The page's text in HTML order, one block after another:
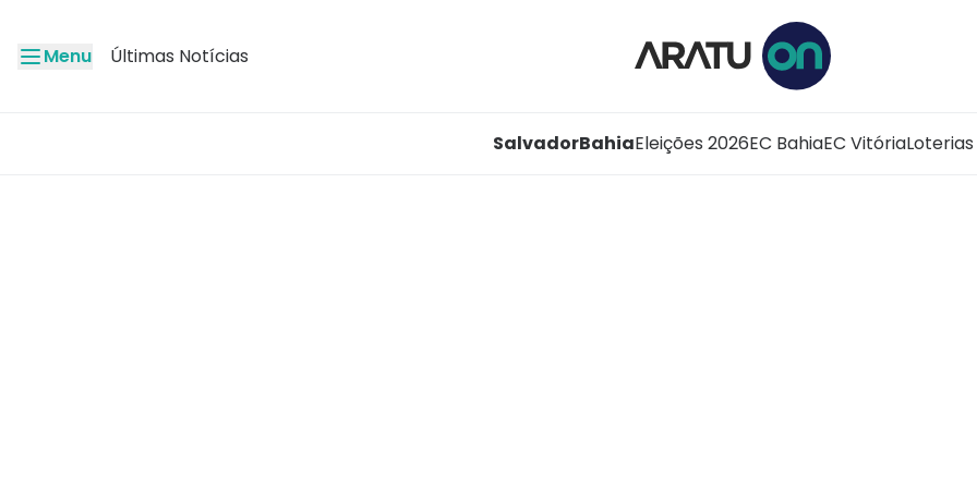
Menu Últimas Notícias
SalvadorBahiaEleições 2026EC BahiaEC VitóriaLoterias